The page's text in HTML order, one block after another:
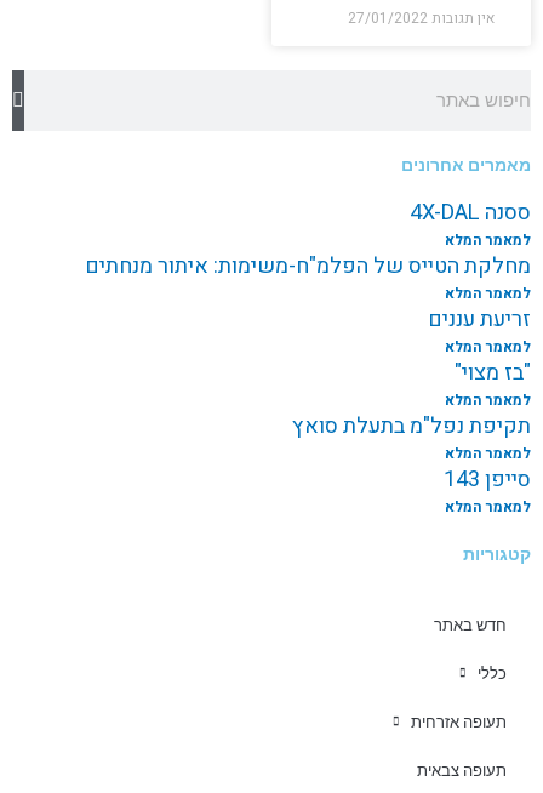
אין תגובות27/01/2022
מאמרים אחרונים
ססנה 4X-DAL
למאמר המלא
מחלקת הטייס של הפלמ"ח-משימות: איתור מנחתים
למאמר המלא
זריעת עננים
למאמר המלא
"בז מצוי"
למאמר המלא
תקיפת נפל"מ בתעלת סואץ
למאמר המלא
סייפן 143
למאמר המלא
קטגוריות
חדש באתר
כללי
תעופה אזרחית
תעופה צבאית